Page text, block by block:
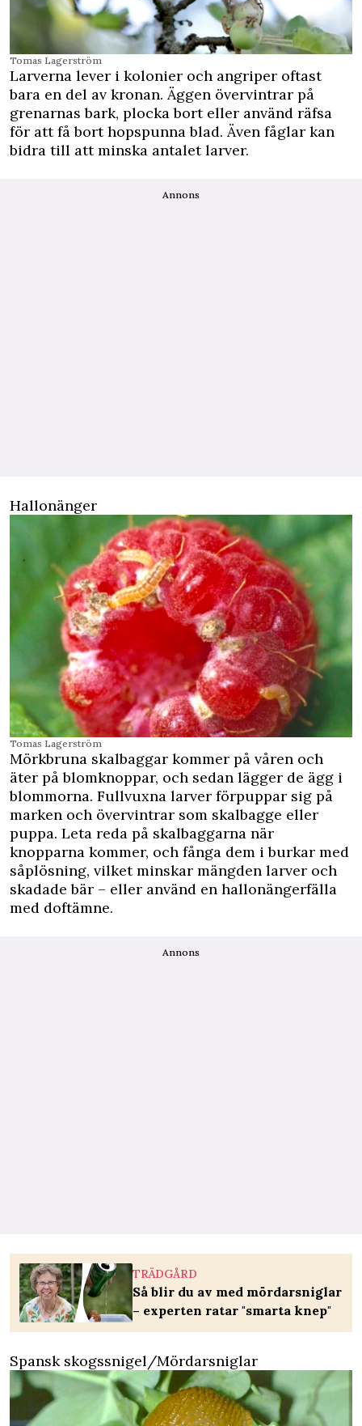
Tomas Lagerström
Larverna lever i kolonier och angriper oftast
bara en del av kronan. Äggen övervintrar på
grenarnas bark, plocka bort eller använd räfsa
för att få bort hopspunna blad. Även fåglar kan
bidra till att minska antalet larver.
Annons
Hallonänger
Tomas Lagerström
Mörkbruna skalbaggar kommer på våren och
äter på blomknoppar, och sedan lägger de ägg i
blommorna. Fullvuxna larver förpuppar sig på
marken och övervintrar som skalbagge eller
puppa. Leta reda på skalbaggarna när
knopparna kommer, och fånga dem i burkar med
såplösning, vilket minskar mängden larver och
skadade bär – eller använd en hallonängerfälla
med doftämne.
Annons
TRÄDGÅRD
Så blir du av med mördarsniglar
– experten ratar "smarta knep"
Spansk skogssnigel/Mördarsniglar